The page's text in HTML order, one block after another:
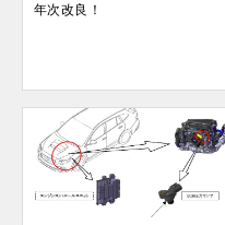
年次改良！